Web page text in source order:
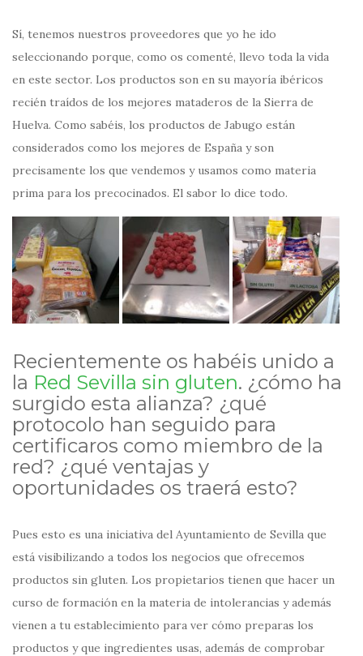
Sí, tenemos nuestros proveedores que yo he ido
seleccionando porque, como os comenté, llevo toda la vida
en este sector. Los productos son en su mayoría ibéricos
recién traídos de los mejores mataderos de la Sierra de
Huelva. Como sabéis, los productos de Jabugo están
considerados como los mejores de España y son
precisamente los que vendemos y usamos como materia
prima para los precocinados. El sabor lo dice todo.
Recientemente os habéis unido a
la Red Sevilla sin gluten. ¿cómo ha
surgido esta alianza? ¿qué
protocolo han seguido para
certificaros como miembro de la
red? ¿qué ventajas y
oportunidades os traerá esto?
Pues esto es una iniciativa del Ayuntamiento de Sevilla que
está visibilizando a todos los negocios que ofrecemos
productos sin gluten. Los propietarios tienen que hacer un
curso de formación en la materia de intolerancias y además
vienen a tu establecimiento para ver cómo preparas los
productos y que ingredientes usas, además de comprobar